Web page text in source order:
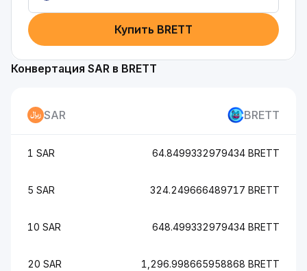
Купить BRETT
Конвертация SAR в BRETT
SAR BRETT
1 SAR 64.8499332979434 BRETT
5 SAR 324.249666489717 BRETT
10 SAR 648.499332979434 BRETT
20 SAR 1,296.998665958868 BRETT